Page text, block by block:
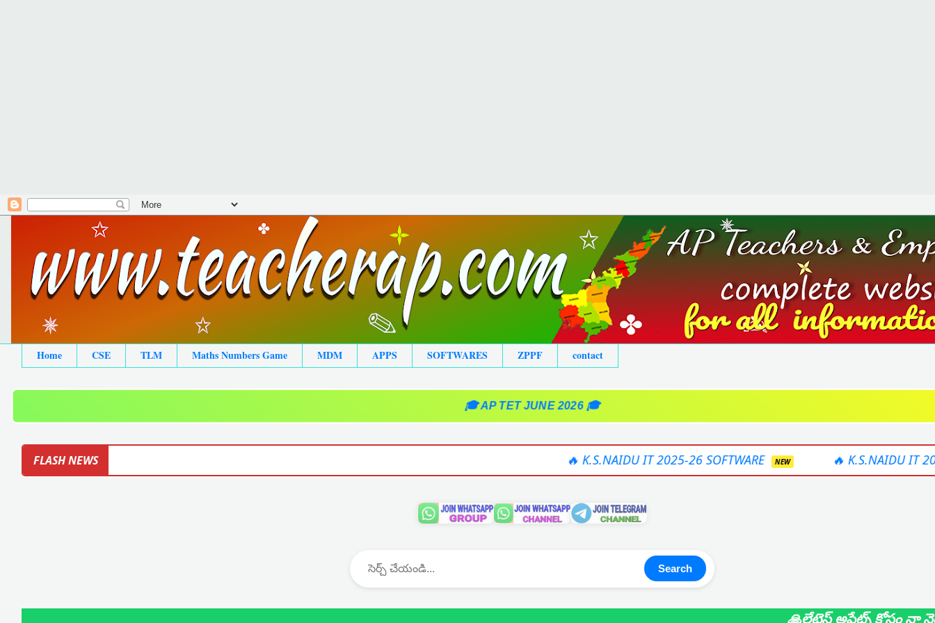
Home CSE TLM Maths Numbers Game MDM APPS SOFTWARES ZPPF contact
🎓 AP TET JUNE 2026 🎓
FLASH NEWS 🔥 K.S.NAIDU IT 2025-26 SOFTWARE NEW 🔥 K.S.NAIDU IT 2025-26 ONLINE
Search
🙏లేటెస్ట్ అప్డేట్స్ కోసం నా నెం